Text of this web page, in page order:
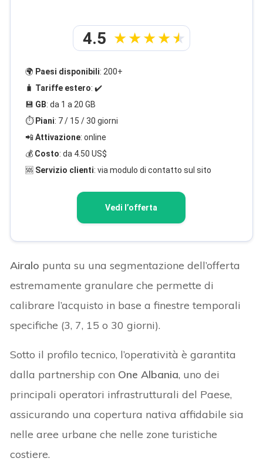
4.5
🌍 Paesi disponibili: 200+
🧳 Tariffe estero: ✔️
💾 GB: da 1 a 20 GB
⏱️ Piani: 7 / 15 / 30 giorni
📲Attivazione: online
💰 Costo: da 4.50 US$
🆘 Servizio clienti: via modulo di contatto sul sito
Vedi l’offerta
Airalo punta su una segmentazione dell’offerta
estremamente granulare che permette di
calibrare l’acquisto in base a finestre temporali
specifiche (3, 7, 15 o 30 giorni).
Sotto il profilo tecnico, l’operatività è garantita
dalla partnership con One Albania, uno dei
principali operatori infrastrutturali del Paese,
assicurando una copertura nativa affidabile sia
nelle aree urbane che nelle zone turistiche
costiere.